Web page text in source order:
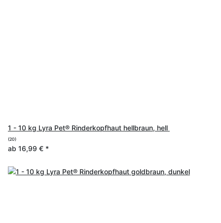
1 - 10 kg Lyra Pet® Rinderkopfhaut hellbraun, hell
(20)
ab 16,99 € *